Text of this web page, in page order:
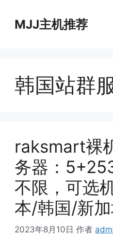
MJJ主机推荐
韩国站群
raksmart裸
务器：
不限，可选
本/韩国/新
2023年8月10日 作者